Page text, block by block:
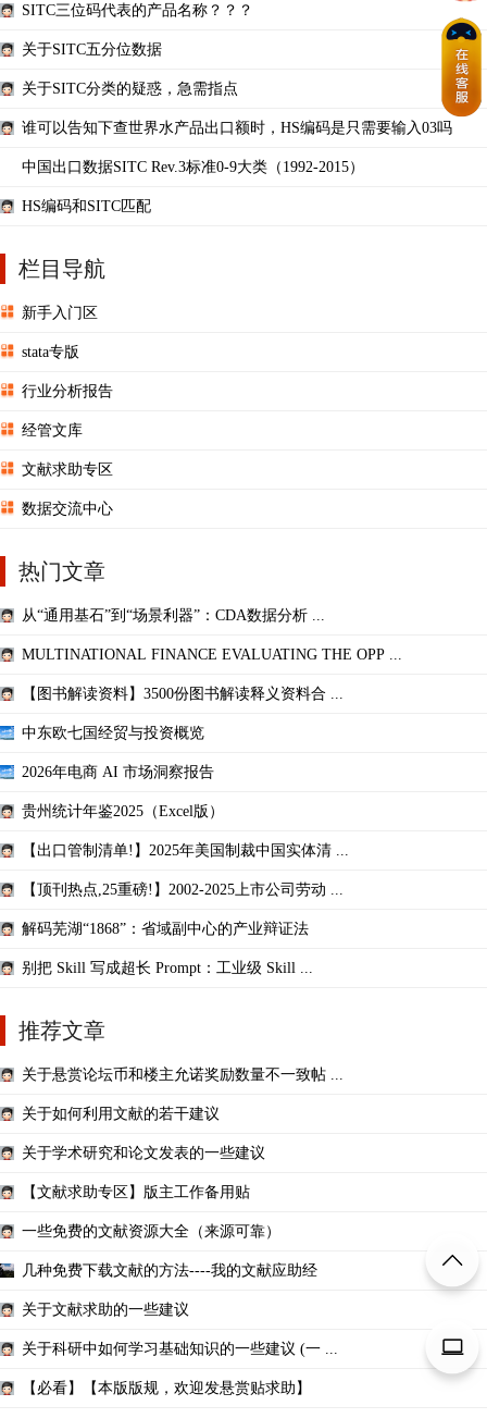
SITC三位码代表的产品名称？？？
关于SITC五分位数据
关于SITC分类的疑惑，急需指点
谁可以告知下查世界水产品出口额时，HS编码是只需要输入03吗
中国出口数据SITC Rev.3标准0-9大类（1992-2015）
HS编码和SITC匹配
栏目导航
新手入门区
stata专版
行业分析报告
经管文库
文献求助专区
数据交流中心
热门文章
从“通用基石”到“场景利器”：CDA数据分析 ...
MULTINATIONAL FINANCE EVALUATING THE OPP ...
【图书解读资料】3500份图书解读释义资料合 ...
中东欧七国经贸与投资概览
2026年电商 AI 市场洞察报告
贵州统计年鉴2025（Excel版）
【出口管制清单!】2025年美国制裁中国实体清 ...
【顶刊热点,25重磅!】2002-2025上市公司劳动 ...
解码芜湖“1868”：省域副中心的产业辩证法
别把 Skill 写成超长 Prompt：工业级 Skill ...
推荐文章
关于悬赏论坛币和楼主允诺奖励数量不一致帖 ...
关于如何利用文献的若干建议
关于学术研究和论文发表的一些建议
【文献求助专区】版主工作备用贴
一些免费的文献资源大全（来源可靠）
几种免费下载文献的方法----我的文献应助经
关于文献求助的一些建议
关于科研中如何学习基础知识的一些建议 (一 ...
【必看】【本版版规，欢迎发悬赏贴求助】